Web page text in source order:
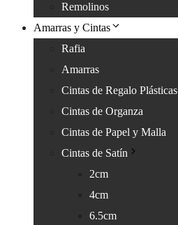
Remolinos
Amarras y Cintas
Rafia
Amarras
Cintas de Regalo Plásticas
Cintas de Organza
Cintas de Papel y Malla
Cintas de Satín
2cm
4cm
6.5cm